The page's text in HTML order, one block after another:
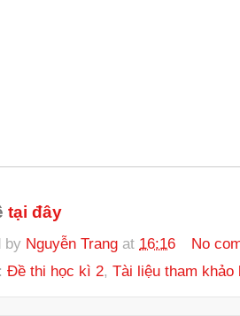
tại đây
by Nguyễn Trang at 16:16
No
Đề thi học kì 2, Tài liệu tham khảo